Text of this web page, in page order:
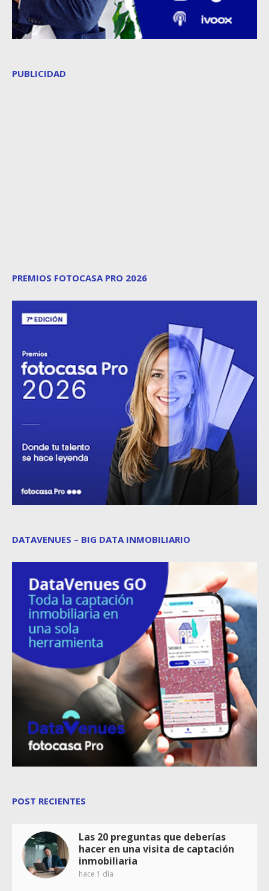
PUBLICIDAD
PREMIOS FOTOCASA PRO 2026
DATAVENUES – BIG DATA INMOBILIARIO
POST RECIENTES
Las 20 preguntas que deberías
hacer en una visita de captación
inmobiliaria
hace 1 día